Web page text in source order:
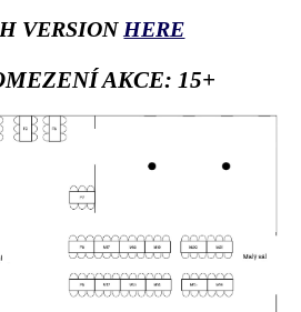
VERSION HERE
AKCE: 15+